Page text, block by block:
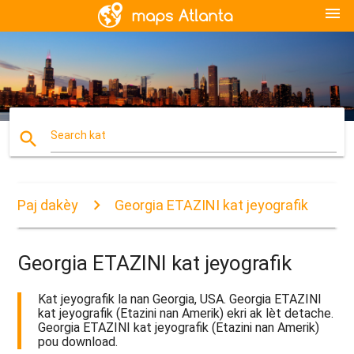
menu
search Search kat
Paj dakèy Georgia ETAZINI kat jeyografik
Georgia ETAZINI kat jeyografik
Kat jeyografik la nan Georgia, USA. Georgia ETAZINI
kat jeyografik (Etazini nan Amerik) ekri ak lèt detache.
Georgia ETAZINI kat jeyografik (Etazini nan Amerik)
pou download.